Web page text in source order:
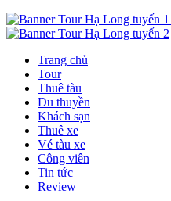
Trang chủ
Tour
Thuê tàu
Du thuyền
Khách sạn
Thuê xe
Vé tàu xe
Công viên
Tin tức
Review